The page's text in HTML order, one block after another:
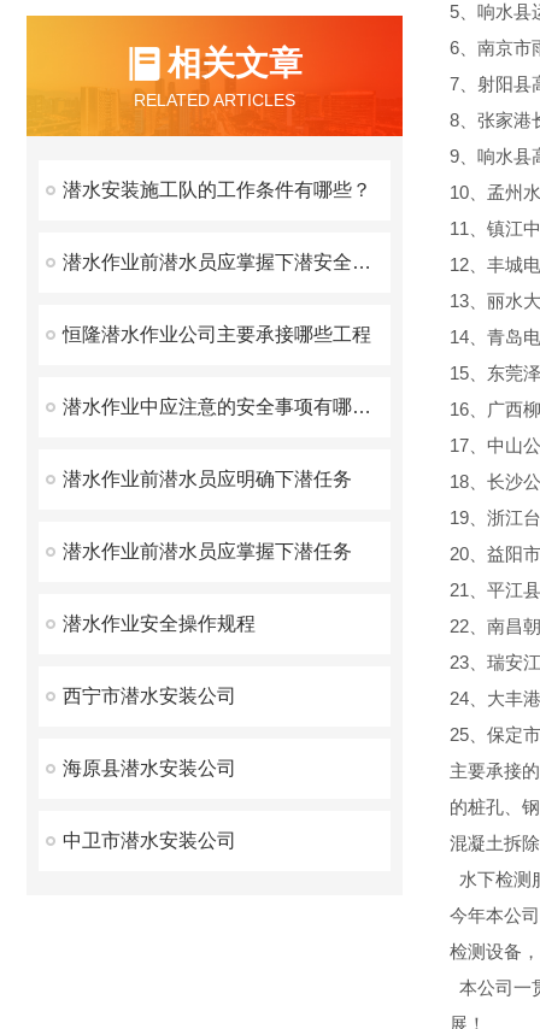
相关文章
RELATED ARTICLES
潜水安装施工队的工作条件有哪些？
潜水作业前潜水员应掌握下潜安全要素
恒隆潜水作业公司主要承接哪些工程
潜水作业中应注意的安全事项有哪些？
潜水作业前潜水员应明确下潜任务
潜水作业前潜水员应掌握下潜任务
潜水作业安全操作规程
西宁市潜水安装公司
海原县潜水安装公司
中卫市潜水安装公司
5、响水县
6、南京市
7、射阳县
8、张家港
9、响水县
10、孟州
11、镇江
12、丰城
13、丽水
14、青岛
15、东莞
16、广西
17、中山
18、长沙
19、浙江
20、益阳
21、平江
22、南昌
23、瑞安
24、大丰
25、保定
主要承接
的桩孔、
混凝土拆
水下检测
今年本公
检测设备
本公司一
展！